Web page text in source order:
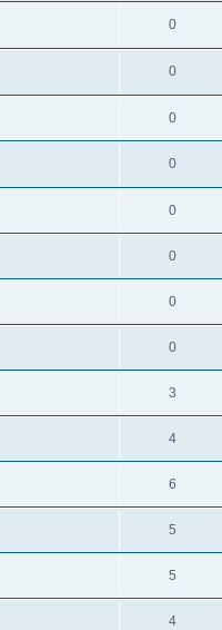
0
0
0
0
0
0
0
0
3
4
6
5
5
4